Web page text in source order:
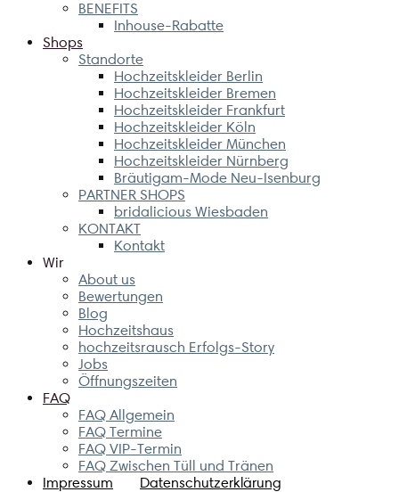
BENEFITS
Inhouse-Rabatte
Shops
Standorte
Hochzeitskleider Berlin
Hochzeitskleider Bremen
Hochzeitskleider Frankfurt
Hochzeitskleider Köln
Hochzeitskleider München
Hochzeitskleider Nürnberg
Bräutigam-Mode Neu-Isenburg
PARTNER SHOPS
bridalicious Wiesbaden
KONTAKT
Kontakt
Wir
About us
Bewertungen
Blog
Hochzeitshaus
hochzeitsrausch Erfolgs-Story
Jobs
Öffnungszeiten
FAQ
FAQ Allgemein
FAQ Termine
FAQ VIP-Termin
FAQ Zwischen Tüll und Tränen
Impressum
Datenschutzerklärung